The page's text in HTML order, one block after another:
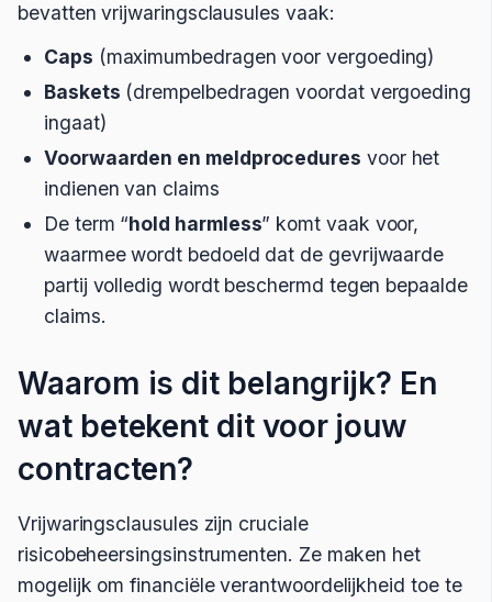
bevatten vrijwaringsclausules vaak:
Caps (maximumbedragen voor vergoeding)
Baskets (drempelbedragen voordat vergoeding
ingaat)
Voorwaarden en meldprocedures voor het
indienen van claims
De term “hold harmless” komt vaak voor,
waarmee wordt bedoeld dat de gevrijwaarde
partij volledig wordt beschermd tegen bepaalde
claims.
Waarom is dit belangrijk? En
wat betekent dit voor jouw
contracten?
Vrijwaringsclausules zijn cruciale
risicobeheersingsinstrumenten. Ze maken het
mogelijk om financiële verantwoordelijkheid toe te